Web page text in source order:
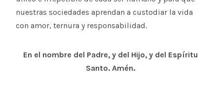
nuestras sociedades aprendan a custodiar la vida
con amor, ternura y responsabilidad.
En el nombre del Padre, y del Hijo, y del Espíritu
Santo. Amén.